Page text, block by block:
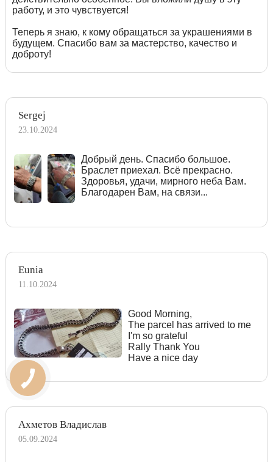
работу, и это чувствуется!
Теперь я знаю, к кому обращаться за украшениями в
будущем. Спасибо вам за мастерство, качество и
доброту!
Sergej
23.10.2024
Добрый день. Спасибо большое.
Браслет приехал. Всё прекрасно.
Здоровья, удачи, мирного неба Вам.
Благодарен Вам, на связи...
Eunia
11.10.2024
Good Morning,
The parcel has arrived to me
I'm so grateful
Rally Thank You
Have a nice day
Ахметов Владислав
05.09.2024